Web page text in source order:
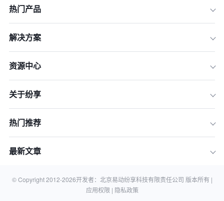
热门产品
解决方案
资源中心
关于纷享
热门推荐
最新文章
© Copyright 2012-2026开发者：北京易动纷享科技有限责任公司 版本所有 |
应用权限 | 隐私政策